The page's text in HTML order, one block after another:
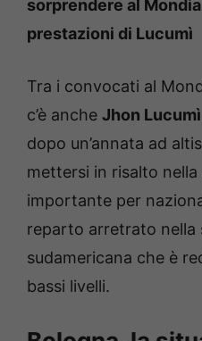
sorprendere al
prestazioni di Lucumì
Tra i convocati al
c’è anche Jhon
dopo un’annata ad
mettersi in risalto
importante per
reparto arretrato nella
sudamericana che è
bassi livelli.